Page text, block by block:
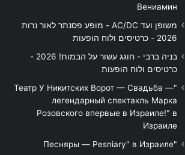
Вениамин
משופן ועד AC/DC - מופע פסנתר לאור נרות
2026 - כרטיסים ולוח הופעות
בניה ברבי - חוגג עשור על הבמות! 2026 -
כרטיסים ולוח הופעות
"Театр У Никитских Ворот — Свадьба —
легендарный спектакль Марка
Розовского впервые в Израиле!" в
Израиле
"Песняры — Pesniary" в Израиле